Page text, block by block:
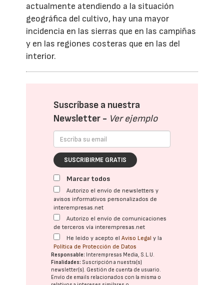
actualmente atendiendo a la situación
geográfica del cultivo, hay una mayor
incidencia en las sierras que en las campiñas
y en las regiones costeras que en las del
interior.
Suscríbase a nuestra
Newsletter - Ver ejemplo
SUSCRIBIRME GRATIS
Marcar todos
Autorizo el envío de newsletters y
avisos informativos personalizados de
interempresas.net
Autorizo el envío de comunicaciones
de terceros vía interempresas.net
He leído y acepto elAviso Legal y la
Política de Protección de Datos
Responsable: Interempresas Media, S.L.U.
Finalidades: Suscripción a nuestra(s)
newsletter(s). Gestión de cuenta de usuario.
Envío de emails relacionados con la misma o